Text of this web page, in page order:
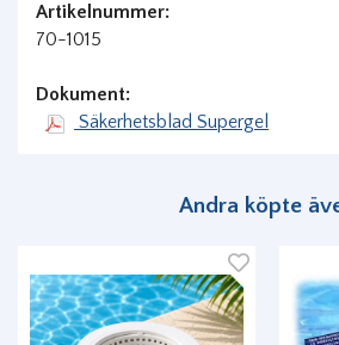
Artikelnummer:
70-1015
Dokument:
Säkerhetsblad Supergel
Andra köpte